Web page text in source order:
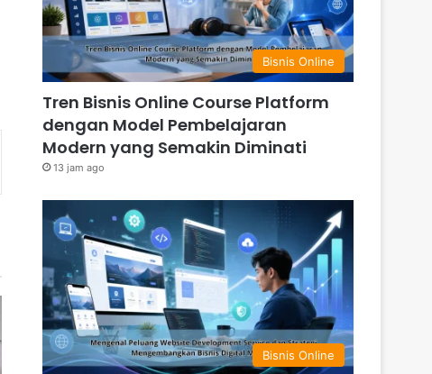
Bisnis Online
Tren Bisnis Online Course Platform
dengan Model Pembelajaran
Modern yang Semakin Diminati
13 jam ago
Bisnis Online